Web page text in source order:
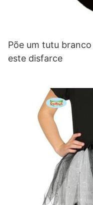
Põe um tutu
este disfarce